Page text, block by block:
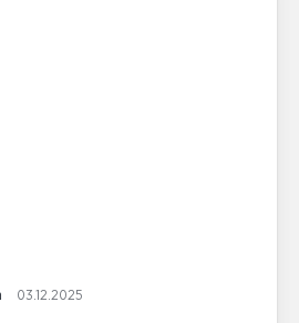
03.12.2025